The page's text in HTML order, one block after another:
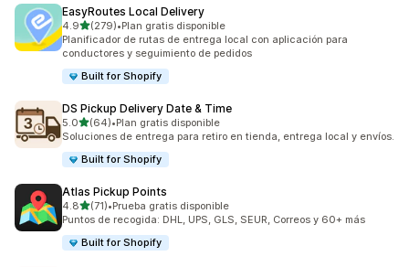
EasyRoutes Local Delivery
4.9de 5 estrellas
(279)
279 reseñas en total
•Plan gratis disponible
Planificador de rutas de entrega local con aplicación para
conductores y seguimiento de pedidos
Built for Shopify
DS Pickup Delivery Date & Time
5.0de 5 estrellas
(64)
64 reseñas en total
•Plan gratis disponible
Soluciones de entrega para retiro en tienda, entrega local y envíos.
Built for Shopify
Atlas Pickup Points
4.8de 5 estrellas
(71)
71 reseñas en total
•Prueba gratis disponible
Puntos de recogida: DHL, UPS, GLS, SEUR, Correos y 60+ más
Built for Shopify